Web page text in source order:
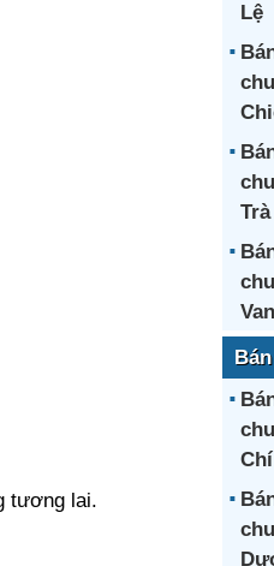
tương lai.
Lệ
Trà